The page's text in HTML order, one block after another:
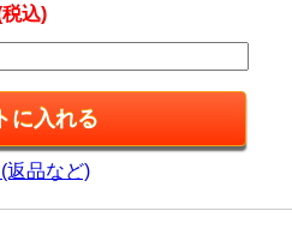
込)
返品など)